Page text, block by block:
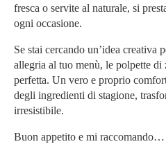
fresca o servite al naturale, si
ogni occasione.
Se stai cercando un’idea creativa
allegria al tuo menù, le polpette di
perfetta. Un vero e proprio
degli ingredienti di stagione,
irresistibile.
Buon appetito e mi